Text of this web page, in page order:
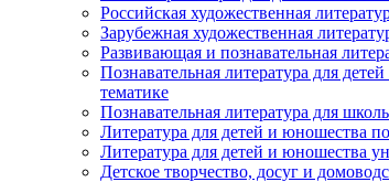
Российская художественная
Зарубежная художественная
Развивающая и познавательная
Познавательная литература для
тематике
Познавательная литература для
Литература для детей и юношества
Литература для детей и юношества
Детское творчество, досуг и